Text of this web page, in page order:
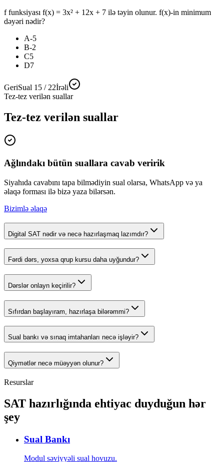
f funksiyası f(x) = 3x² + 12x + 7 ilə təyin olunur. f(x)-in minimum
dəyəri nədir?
A-5
B-2
C5
D7
GeriSual 15 / 22İrəli
Tez-tez verilən suallar
Tez-tez verilən suallar
Ağlındakı bütün suallara cavab veririk
Siyahıda cavabını tapa bilmədiyin sual olarsa, WhatsApp və ya
əlaqə forması ilə bizə yaza bilərsən.
Bizimlə əlaqə
Digital SAT nədir və necə hazırlaşmaq lazımdır?
Fərdi dərs, yoxsa qrup kursu daha uyğundur?
Dərslər onlayn keçirilir?
Sıfırdan başlayıram, hazırlaşa bilərəmmi?
Sual bankı və sınaq imtahanları necə işləyir?
Qiymətlər necə müəyyən olunur?
Resurslar
SAT hazırlığında ehtiyac duyduğun hər
şey
Sual Bankı
Modul səviyyəli sual hovuzu.